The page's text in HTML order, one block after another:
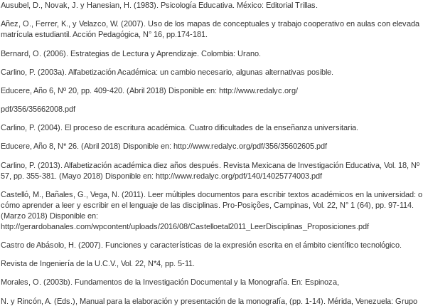
Ausubel, D., Novak, J. y Hanesian, H. (1983). Psicología Educativa. México: Editorial Trillas.
Añez, O., Ferrer, K., y Velazco, W. (2007). Uso de los mapas de conceptuales y trabajo cooperativo en aulas con elevada
matrícula estudiantil. Acción Pedagógica, N° 16, pp.174-181.
Bernard, O. (2006). Estrategias de Lectura y Aprendizaje. Colombia: Urano.
Carlino, P. (2003a). Alfabetización Académica: un cambio necesario, algunas alternativas posible.
Educere, Año 6, Nº 20, pp. 409-420. (Abril 2018) Disponible en: http://www.redalyc.org/
pdf/356/35662008.pdf
Carlino, P. (2004). El proceso de escritura académica. Cuatro dificultades de la enseñanza universitaria.
Educere, Año 8, N* 26. (Abril 2018) Disponible en: http://www.redalyc.org/pdf/356/35602605.pdf
Carlino, P. (2013). Alfabetización académica diez años después. Revista Mexicana de Investigación Educativa, Vol. 18, Nº
57, pp. 355-381. (Mayo 2018) Disponible en: http://www.redalyc.org/pdf/140/14025774003.pdf
Castelló, M., Bañales, G., Vega, N. (2011). Leer múltiples documentos para escribir textos académicos en la universidad: o
cómo aprender a leer y escribir en el lenguaje de las disciplinas. Pro-Posições, Campinas, Vol. 22, N° 1 (64), pp. 97-114.
(Marzo 2018) Disponible en:
http://gerardobanales.com/wpcontent/uploads/2016/08/Castelloetal2011_LeerDisciplinas_Proposiciones.pdf
Castro de Abásolo, H. (2007). Funciones y características de la expresión escrita en el ámbito científico tecnológico.
Revista de Ingeniería de la U.C.V., Vol. 22, N*4, pp. 5-11.
Morales, O. (2003b). Fundamentos de la Investigación Documental y la Monografía. En: Espinoza,
N. y Rincón, A. (Eds.), Manual para la elaboración y presentación de la monografía, (pp. 1-14). Mérida, Venezuela: Grupo